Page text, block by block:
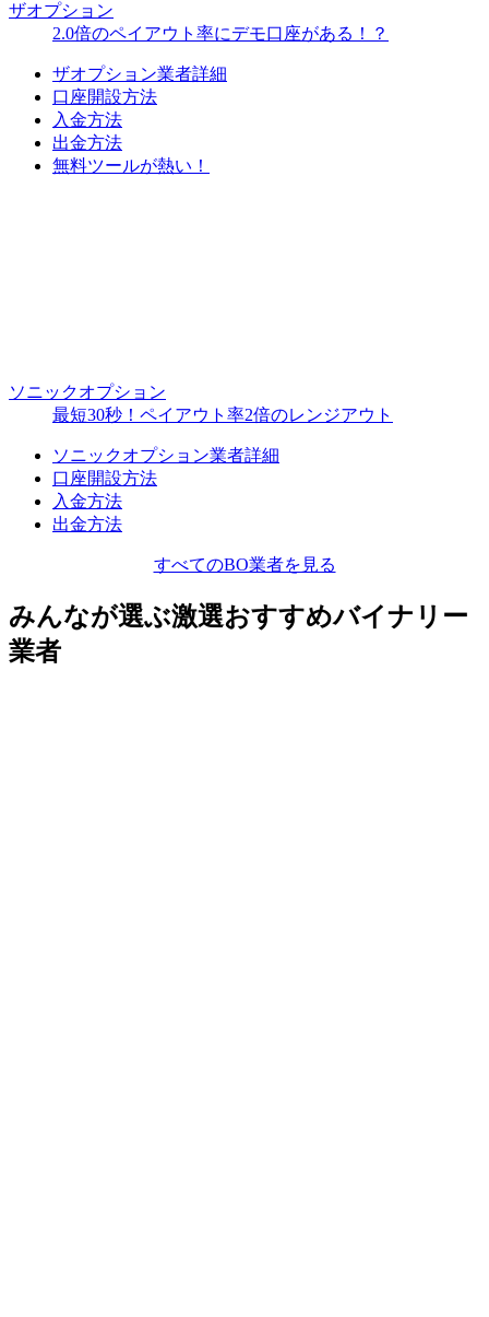
ザオプション
2.0倍のペイアウト率にデモ口座がある！？
ザオプション業者詳細
口座開設方法
入金方法
出金方法
無料ツールが熱い！
ソニックオプション
最短30秒！ペイアウト率2倍のレンジアウト
ソニックオプション業者詳細
口座開設方法
入金方法
出金方法
すべてのBO業者を見る
みんなが選ぶ激選おすすめバイナリー
業者